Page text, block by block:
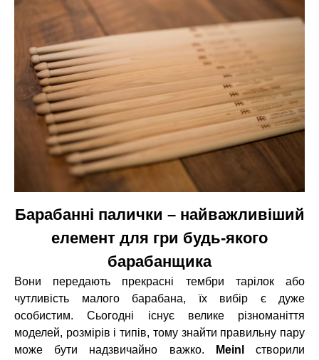
Барабанні палички – найважливіший
елемент для гри будь-якого
барабанщика
Вони передають прекрасні тембри тарілок або
чутливість малого барабана, їх вибір є дуже
особистим. Сьогодні існує велике різноманіття
моделей, розмірів і типів, тому знайти правильну пару
може бути надзвичайно важко.
Meinlстворили